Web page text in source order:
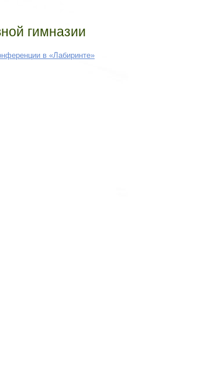
гимназии
в «Лабиринте»